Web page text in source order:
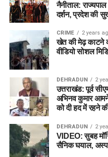
नैनीताल:
दर्शन, प्रदेश की
CRIME 2 years
खेत की मेढ़ काटने
वीडियो सोशल
DEHRADUN 2
उत्तराखंड: पूर्व
अभिनव कुमार
को दी हद में रहने
DEHRADUN 2
VIDEO: सुबह
सैनिक घयाल,